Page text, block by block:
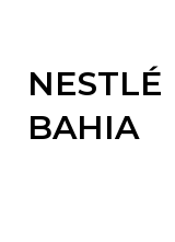
NESTLÉ
BAHIA